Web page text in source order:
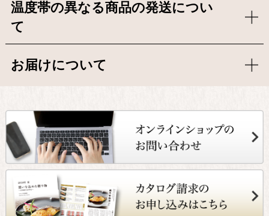
温度帯の異なる商品の発送につい
て
お届けについて